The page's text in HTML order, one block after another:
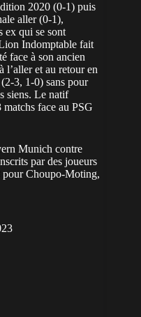
2020 (0-1) puis
aller (0-1),
ex qui se sont
Indomptable fait
face à son ancien
l’aller et au retour en
3, 1-0) sans pour
siens. Le natif
face au PSG
Munich contre
par des joueurs
pour Choupo-Moting,